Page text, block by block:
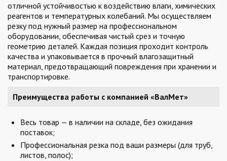
отличной устойчивостью к воздействию влаги, химических
реагентов и температурных колебаний. Мы осуществляем
резку под нужный размер на профессиональном
оборудовании, обеспечивая чистый срез и точную
геометрию деталей. Каждая позиция проходит контроль
качества и упаковывается в прочный влагозащитный
материал, предотвращающий повреждения при хранении и
транспортировке.
Преимущества работы с компанией «ВалМет»
Весь товар — в наличии на складе, без ожидания
поставок;
Профессиональная резка под ваши размеры (для труб,
листов, полос);